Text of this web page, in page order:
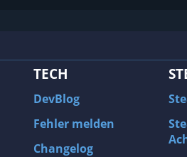
TECH
DevBlog
Fehler melden
Changelog